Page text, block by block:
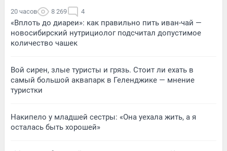
20 часов 8 269 4
«Вплоть до диареи»: как правильно пить иван-чай —
новосибирский нутрициолог подсчитал допустимое
количество чашек
Вой сирен, злые туристы и грязь. Стоит ли ехать в
самый большой аквапарк в Геленджике — мнение
туристки
Накипело у младшей сестры: «Она уехала жить, а я
осталась быть хорошей»